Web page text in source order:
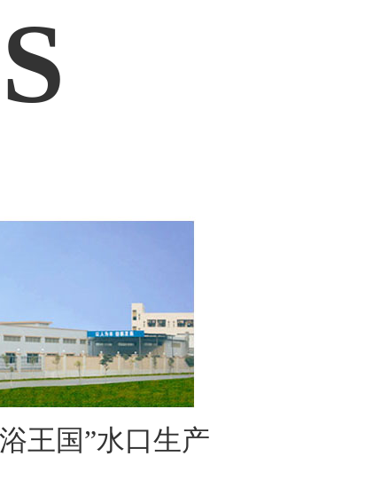
王国”水口生产